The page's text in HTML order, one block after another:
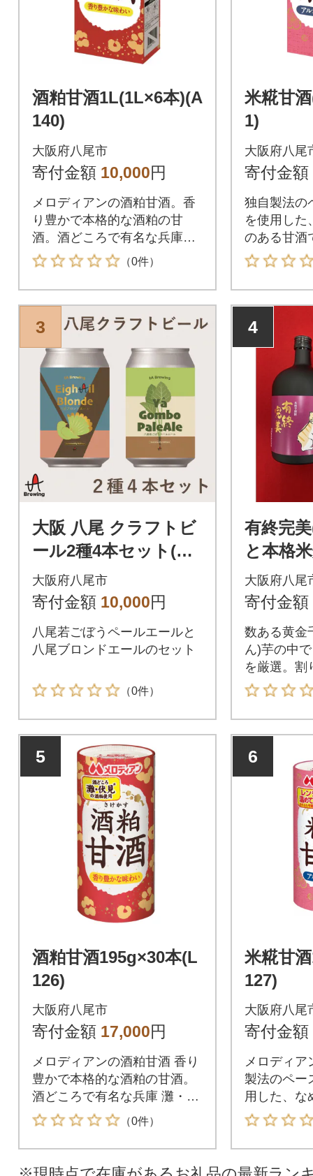
酒粕甘酒1L(1L×6本)(A
140)
大阪府八尾市
寄付金額 10,000円
メロディアンの酒粕甘酒。香
り豊かで本格的な酒粕の甘
酒。酒どころで有名な兵庫
灘・京都 伏見の酒粕のみを使
用しています。
（0件）
米糀甘
1)
大阪府八尾
寄付金額
独自製法の
を使用した
のある甘酒
3
大阪 八尾 クラフトビ
ール2種4本セット(A3
40)
大阪府八尾市
寄付金額 10,000円
八尾若ごぼうペールエールと
八尾ブロンドエールのセット
（0件）
4
有終完
と本格
成】) 2
2)
大阪府八尾
寄付金額
数ある黄金
ん)芋の中
を厳選。割
流域の地下
にはこだわ
5
酒粕甘酒195g×30本(L
126)
大阪府八尾市
寄付金額 17,000円
メロディアンの酒粕甘酒 香り
豊かで本格的な酒粕の甘酒。
酒どころで有名な兵庫 灘・京
都 伏見の酒粕のみを使用して
います。
（0件）
6
米糀甘
127)
大阪府八尾
寄付金額
メロディア
製法のペー
用した、な
る甘酒です